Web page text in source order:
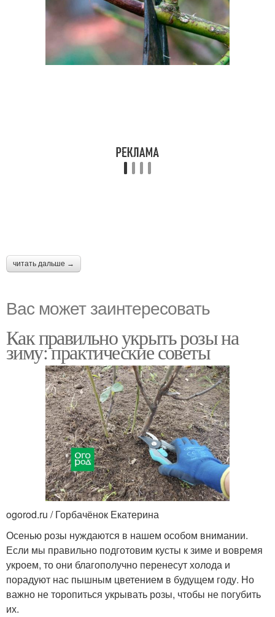
читать дальше →
Вас может заинтересовать
Как правильно укрыть розы на
зиму: практические советы
ogorod.ru / Горбачёнок Екатерина
Осенью розы нуждаются в нашем особом внимании.
Если мы правильно подготовим кусты к зиме и вовремя
укроем, то они благополучно перенесут холода и
порадуют нас пышным цветением в будущем году. Но
важно не торопиться укрывать розы, чтобы не погубить
их.